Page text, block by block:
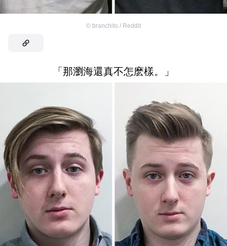
© branchito / Reddit
「那瀏海還真不怎麽樣。」